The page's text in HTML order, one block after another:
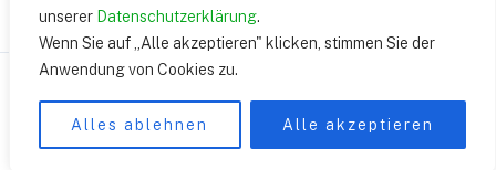
unserer Datenschutzerklärung.
Wenn Sie auf „Alle akzeptieren" klicken, stimmen Sie der
Anwendung von Cookies zu.
Alles ablehnen Alle akzeptieren
Konferenz
„Im
Medium
FARBENZENTRUM e.V.